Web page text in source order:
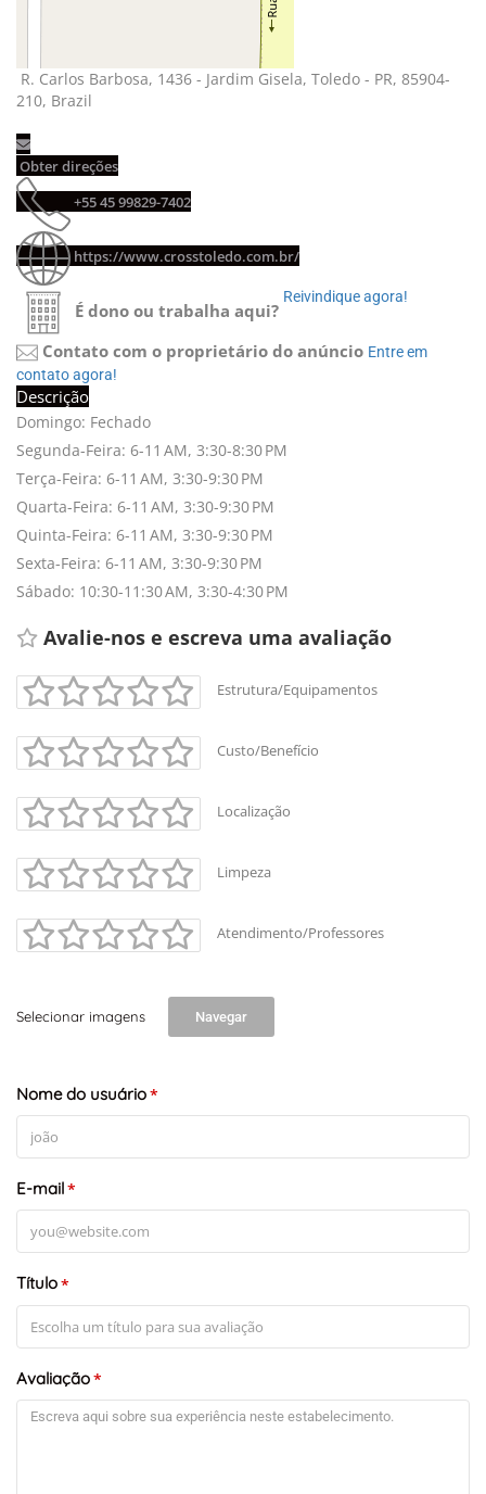
R. Carlos Barbosa, 1436 - Jardim Gisela, Toledo - PR, 85904-
210, Brazil
Obter direções
+55 45 99829-7402
https://www.crosstoledo.com.br/
É dono ou trabalha aqui?
Reivindique agora!
Contato com o proprietário do anúncio Entre em
contato agora!
Descrição
Domingo: Fechado
Segunda-Feira: 6-11 AM, 3:30-8:30 PM
Terça-Feira: 6-11 AM, 3:30-9:30 PM
Quarta-Feira: 6-11 AM, 3:30-9:30 PM
Quinta-Feira: 6-11 AM, 3:30-9:30 PM
Sexta-Feira: 6-11 AM, 3:30-9:30 PM
Sábado: 10:30-11:30 AM, 3:30-4:30 PM
Avalie-nos e escreva uma avaliação
Estrutura/Equipamentos
Custo/Benefício
Localização
Limpeza
Atendimento/Professores
Selecionar imagens Navegar
Nome do usuário*
E-mail*
Título*
Avaliação*